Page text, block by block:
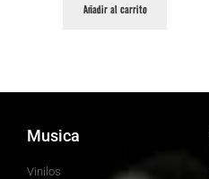
Añadir al carrito
Musica
Vinilos